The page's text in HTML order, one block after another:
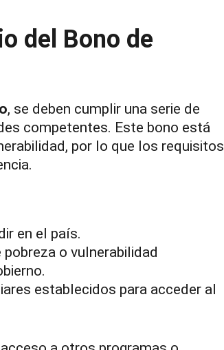
del Bono de
, se deben cumplir una serie de
competentes. Este bono está
por lo que los requisitos
en el país.
o vulnerabilidad
establecidos para acceder al